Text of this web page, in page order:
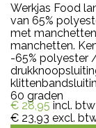
Werkjas Food
van 65%
met
manchetten.
-65% polyester
60 graden
€ 28,95 incl. btw
€ 23,93 excl.